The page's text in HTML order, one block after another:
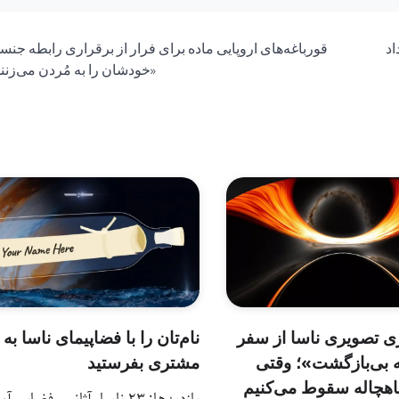
قورباغه‌‌های اروپایی ماده برای فرار از برقراری رابطه
«خودشان را به مُردن
تصویری ناسا از سفر
بی‌بازگشت»؛ وقتی
سقوط می‌کنیم
نام‌تان را با فضاپیمای ناسا به
مشتری بفرستید